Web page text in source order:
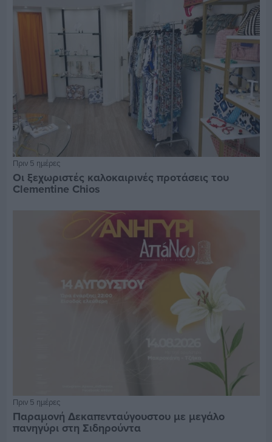
Πριν 5 ημέρες
Οι ξεχωριστές καλοκαιρινές προτάσεις του
Clementine Chios
Πριν 5 ημέρες
Παραμονή Δεκαπενταύγουστου με μεγάλο
πανηγύρι στη Σιδηρούντα